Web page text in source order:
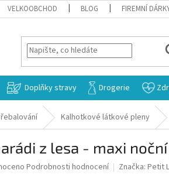
VELKOOBCHOD BLOG FIREMNÍ
HLEDAT
Doplňky stravy Drogerie
Kalhotkové látkové pleny
z lesa - maxi
Podrobnosti hodnocení Značka: Petit